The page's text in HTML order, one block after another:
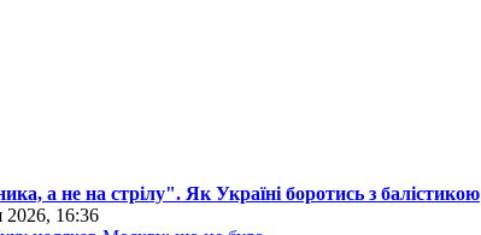
а не на стрілу". Як Україні боротись з балістикою
16:36